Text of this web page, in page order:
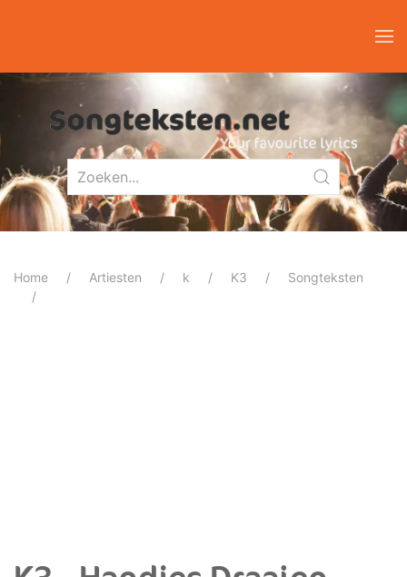
Home Artiesten k K3 Songteksten